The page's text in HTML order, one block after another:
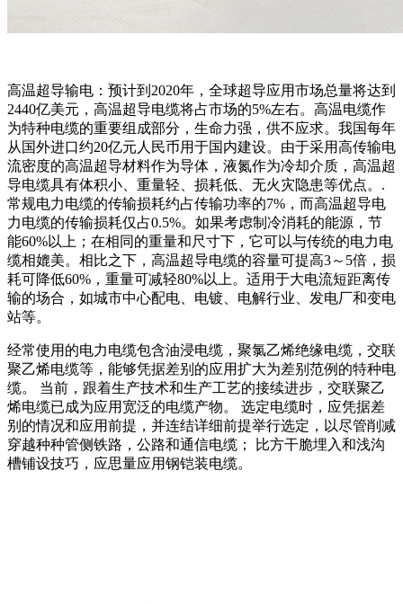
高温超导输电：预计到2020年，全球超导应用市场总量将达到
2440亿美元，高温超导电缆将占市场的5%左右。高温电缆作
为特种电缆的重要组成部分，生命力强，供不应求。我国每年
从国外进口约20亿元人民币用于国内建设。由于采用高传输电
流密度的高温超导材料作为导体，液氮作为冷却介质，高温超
导电缆具有体积小、重量轻、损耗低、无火灾隐患等优点。.
常规电力电缆的传输损耗约占传输功率的7%，而高温超导电
力电缆的传输损耗仅占0.5%。如果考虑制冷消耗的能源，节
能60%以上；在相同的重量和尺寸下，它可以与传统的电力电
缆相媲美。相比之下，高温超导电缆的容量可提高3～5倍，损
耗可降低60%，重量可减轻80%以上。适用于大电流短距离传
输的场合，如城市中心配电、电镀、电解行业、发电厂和变电
站等。
经常使用的电力电缆包含油浸电缆，聚氯乙烯绝缘电缆，交联
聚乙烯电缆等，能够凭据差别的应用扩大为差别范例的特种电
缆。 当前，跟着生产技术和生产工艺的接续进步，交联聚乙
烯电缆已成为应用宽泛的电缆产物。 选定电缆时，应凭据差
别的情况和应用前提，并连结详细前提举行选定，以尽管削减
穿越种种管侧铁路，公路和通信电缆； 比方干脆埋入和浅沟
槽铺设技巧，应思量应用钢铠装电缆。